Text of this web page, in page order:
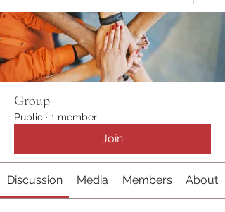
Group
Public · 1 member
Join
Discussion Media Members About